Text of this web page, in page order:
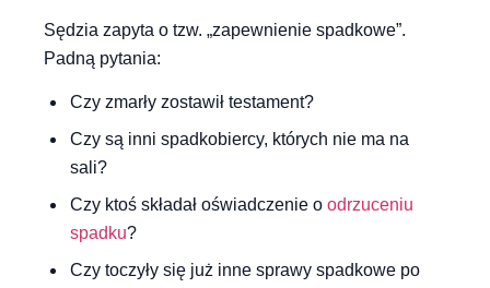
Sędzia zapyta o tzw. „zapewnienie spadkowe”.
Padną pytania:
Czy zmarły zostawił testament?
Czy są inni spadkobiercy, których nie ma na
sali?
Czy ktoś składał oświadczenie o odrzuceniu
spadku?
Czy toczyły się już inne sprawy spadkowe po